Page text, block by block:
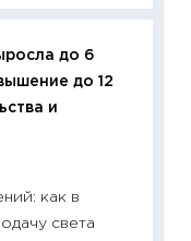
до 6
до 12
и
как в
света